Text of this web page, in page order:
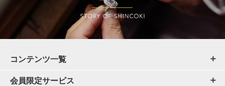
コンテンツ一覧
会員限定サービス